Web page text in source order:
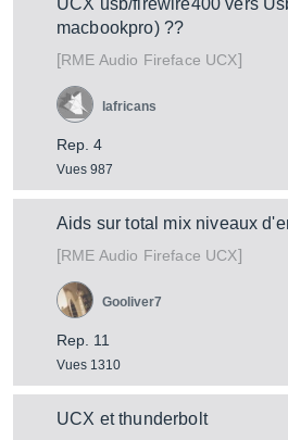
UCX usb/firewire400 vers
macbookpro) ??
[RME Audio Fireface UCX]
Rep. 4
Vues 987
lafricans
Aids sur total mix niveaux
[RME Audio Fireface UCX]
Rep. 11
Vues 1310
Gooliver7
UCX et thunderbolt